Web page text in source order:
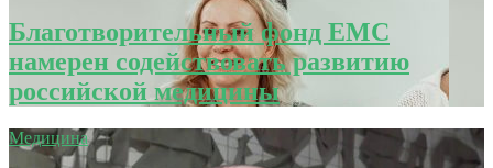
Благотворительный фонд ЕМС
намерен содействовать развитию
российской медицины
Медицина